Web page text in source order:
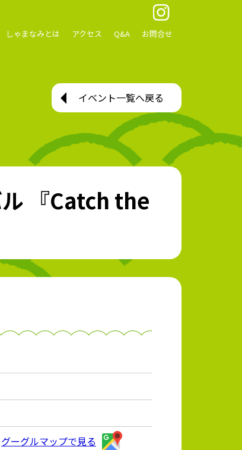
しゃまなみとは アクセス Q&A お問合せ
イベント一覧へ戻る
『Catch the
グーグルマップで見る